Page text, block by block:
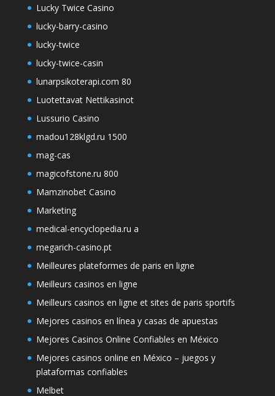
Lucky Twice Casino
lucky-barry-casino
lucky-twice
lucky-twice-casin
lunarpsikoterapi.com 80
Luotettavat Nettikasinot
Lussurio Casino
madou128klgd.ru 1500
mag-cas
magicofstone.ru 800
Mamzinobet Casino
Marketing
medical-encyclopedia.ru a
megarich-casino.pt
Meilleures plateformes de paris en ligne
Meilleurs casinos en ligne
Meilleurs casinos en ligne et sites de paris sportifs
Mejores casinos en línea y casas de apuestas
Mejores Casinos Online Confiables en México
Mejores casinos online en México – juegos y
plataformas confiables
Melbet